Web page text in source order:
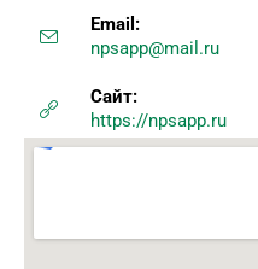
Email:
npsapp@mail.ru
Сайт:
https://npsapp.ru